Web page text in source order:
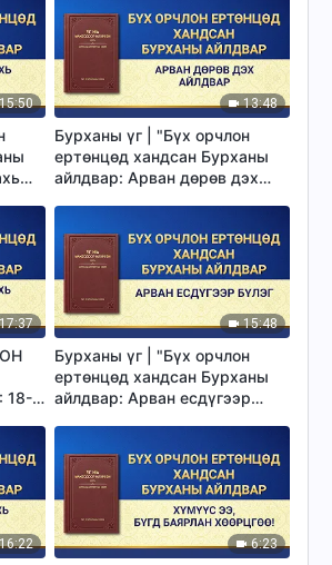
15:50 13:48
Бурханы үг | "Бүх орчлон
ертөнцөд хандсан Бурханы
айлдвар: Арван дөрөв дэх
17:37
18-Р
15:48
Бурханы үг | "Бүх орчлон
ертөнцөд хандсан Бурханы
айлдвар: Арван есдүгээр
16:22 6:23